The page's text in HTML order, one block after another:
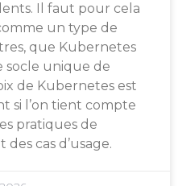
Il faut pour cela
un type de
que Kubernetes
socle unique de
de Kubernetes est
si l’on tient compte
pratiques de
cas d’usage.